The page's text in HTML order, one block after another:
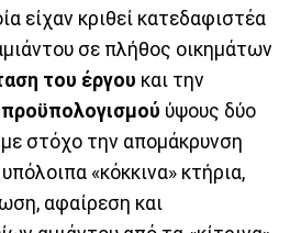
είχαν κριθεί κατεδαφιστέα
σε πλήθος οικημάτων
του έργου και την
ύψους δύο
στόχο την απομάκρυνση
«κόκκινα» κτήρια,
αφαίρεση και